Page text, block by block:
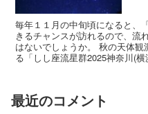
毎年１１月の中旬頃になると、
きるチャンスが訪れるので、流
はないでしょうか。 秋の天体
る「しし座流星群2025神奈川(
最近のコメント